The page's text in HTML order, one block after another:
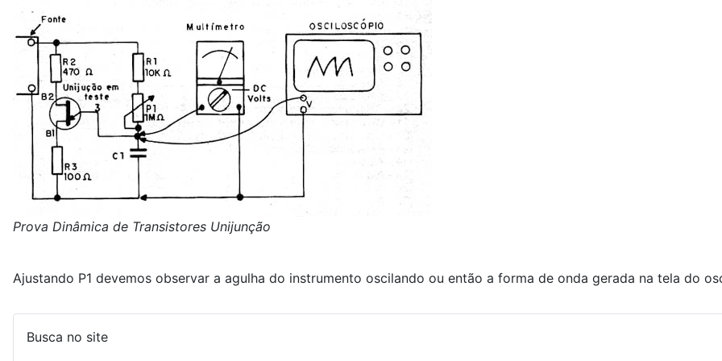
Prova Dinâmica de Transistores Unijunção
Ajustando P1 devemos observar a agulha do instrumento oscilando ou então a forma de onda gerada na tela do
Busca no site